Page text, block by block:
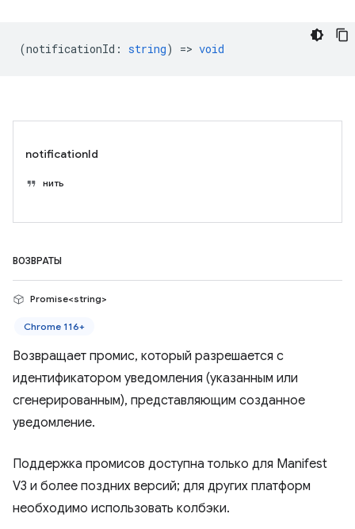
(notificationId : string) => void
notificationId
нить
ВОЗВРАТЫ
Promise<string>
Chrome 116+
Возвращает промис, который разрешается с
идентификатором уведомления (указанным или
сгенерированным), представляющим созданное
уведомление.
Поддержка промисов доступна только для Manifest
V3 и более поздних версий; для других платформ
необходимо использовать колбэки.